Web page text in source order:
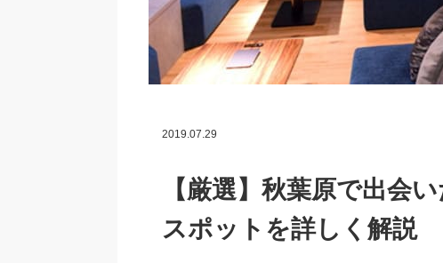
2019.07.29
【厳選】秋葉原で出会
スポットを詳しく解説